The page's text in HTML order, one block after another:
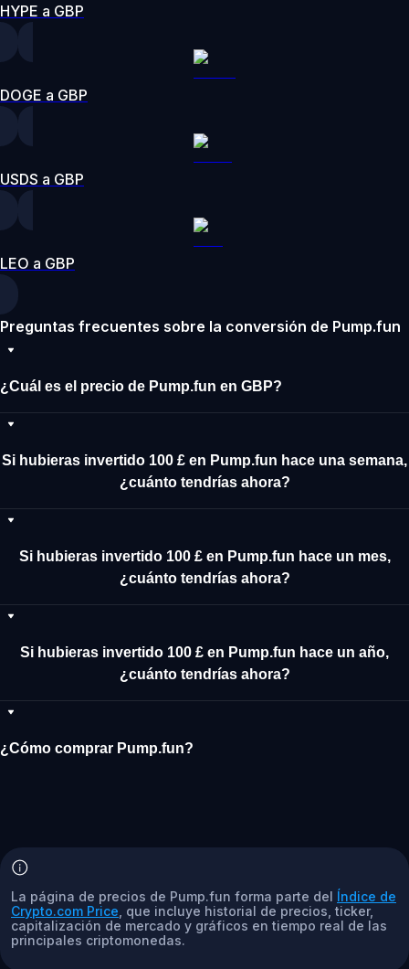
HYPE a GBP
DOGE a GBP
USDS a GBP
LEO a GBP
Preguntas frecuentes sobre la conversión de Pump.fun
¿Cuál es el precio de Pump.fun en GBP?
Si hubieras invertido 100 £ en Pump.fun hace una semana,
¿cuánto tendrías ahora?
Si hubieras invertido 100 £ en Pump.fun hace un mes,
¿cuánto tendrías ahora?
Si hubieras invertido 100 £ en Pump.fun hace un año,
¿cuánto tendrías ahora?
¿Cómo comprar Pump.fun?
La página de precios de Pump.fun forma parte del Índice de
Crypto.com Price , que incluye historial de precios, ticker,
capitalización de mercado y gráficos en tiempo real de las
principales criptomonedas.